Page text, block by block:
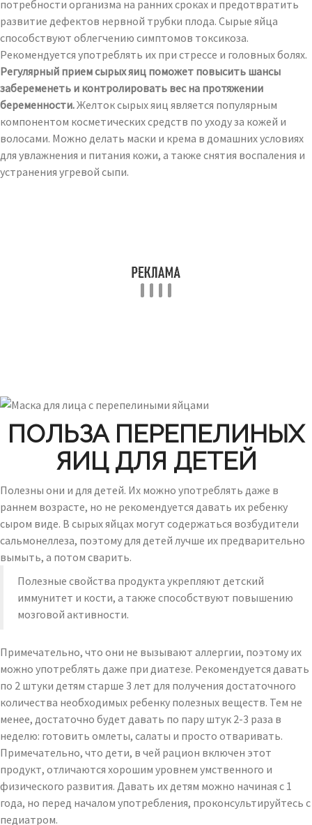
потребности организма на ранних сроках и предотвратить
развитие дефектов нервной трубки плода. Сырые яйца
способствуют облегчению симптомов токсикоза.
Рекомендуется употреблять их при стрессе и головных болях.
Регулярный прием сырых яиц поможет повысить шансы
забеременеть и контролировать вес на протяжении
беременности.Желток сырых яиц является популярным
компонентом косметических средств по уходу за кожей и
волосами. Можно делать маски и крема в домашних условиях
для увлажнения и питания кожи, а также снятия воспаления и
устранения угревой сыпи.
ПОЛЬЗА ПЕРЕПЕЛИНЫХ
ЯИЦ ДЛЯ ДЕТЕЙ
Полезны они и для детей. Их можно употреблять даже в
раннем возрасте, но не рекомендуется давать их ребенку
сыром виде. В сырых яйцах могут содержаться возбудители
сальмонеллеза, поэтому для детей лучше их предварительно
вымыть, а потом сварить.
Полезные свойства продукта укрепляют детский
иммунитет и кости, а также способствуют повышению
мозговой активности.
Примечательно, что они не вызывают аллергии, поэтому их
можно употреблять даже при диатезе. Рекомендуется давать
по 2 штуки детям старше 3 лет для получения достаточного
количества необходимых ребенку полезных веществ. Тем не
менее, достаточно будет давать по пару штук 2-3 раза в
неделю: готовить омлеты, салаты и просто отваривать.
Примечательно, что дети, в чей рацион включен этот
продукт, отличаются хорошим уровнем умственного и
физического развития. Давать их детям можно начиная с 1
года, но перед началом употребления, проконсультируйтесь с
педиатром.